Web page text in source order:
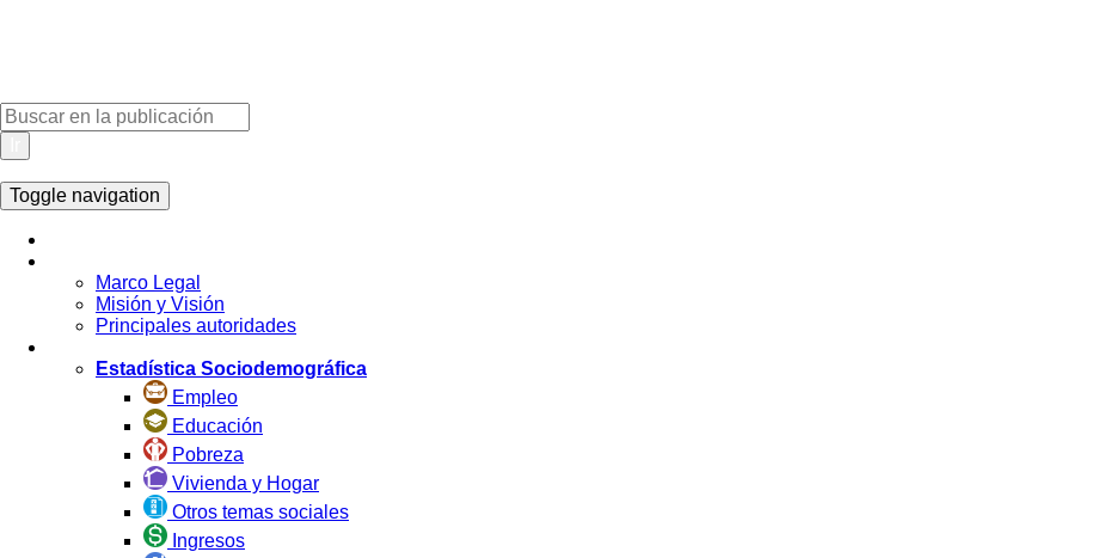
Toggle navigation
Marco Legal
Misión y Visión
Principales autoridades
Estadística Sociodemográfica
Empleo
Educación
Pobreza
Vivienda y Hogar
Otros temas sociales
Ingresos